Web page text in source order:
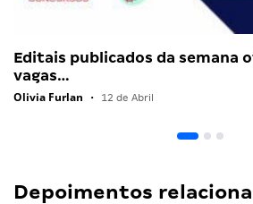
Editais publicados da semana
vagas…
Olivia Furlan • 12 de Abril
Depoimentos